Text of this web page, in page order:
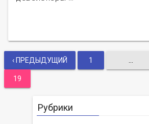
Навигация
по
записям
‹ ПРЕДЫДУЩИЙ 1 …
19
Рубрики